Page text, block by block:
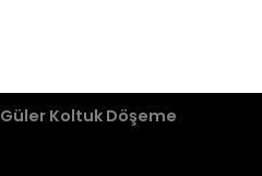
Güler Koltuk Döşeme